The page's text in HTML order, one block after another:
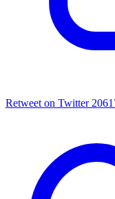
Retweet on Twitter